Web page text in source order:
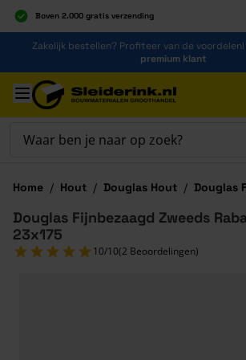
Boven 2.000 gratis verzending
Al 40 jaar dé specialist
Alles onder één dak
Ga naar de inhoud
Zakelijk bestellen? Profiteer van de voordelen!
premium klant
Ga naar hoofdinhoud
Home / Hout / Douglas Hout / Douglas
Douglas Fijnbezaagd Zweeds
23x175
10/10(2 Beoordelingen)